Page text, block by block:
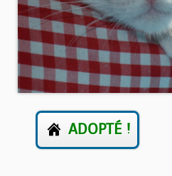
ADOPTÉ !